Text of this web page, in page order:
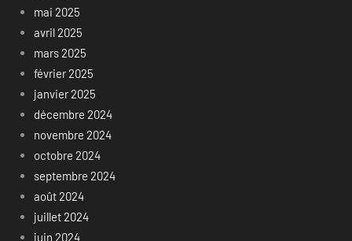
mai 2025
avril 2025
mars 2025
février 2025
janvier 2025
décembre 2024
novembre 2024
octobre 2024
septembre 2024
août 2024
juillet 2024
juin 2024